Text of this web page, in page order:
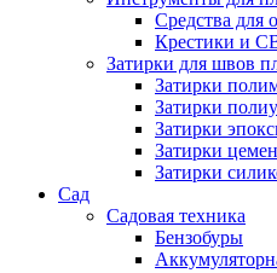
Средства для
Крестики и
Затирки для швов
Затирки
Затирки
Затирки
Затирки
Затирки
Сад
Садовая техника
Бензобуры